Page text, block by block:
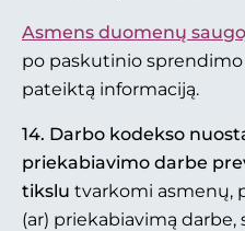
Asmens duomenų
po paskutinio
pateiktą informaciją.
14. Darbo kodekso
priekabiavimo darbe
tikslu tvarkomi asmenų,
(ar) priekabiavimą darbe,